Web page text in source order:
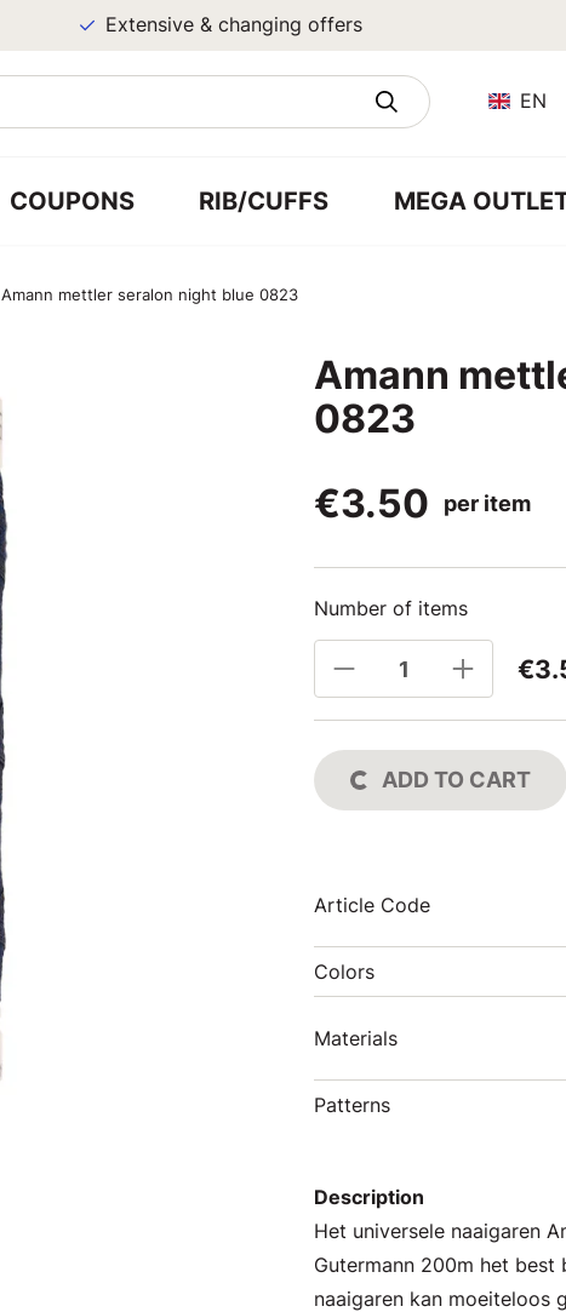
Extensive & changing offers
EN
COUPONS RIB/CUFFS MEGA
Amann mettler seralon night blue 0823
Amann
0823
€3.50
per item
Number of items
ADD TO CART
Article Code
Colors
Materials
Patterns
Description
Het universele naaigaren
Gutermann 200m het
naaigaren kan moeiteloos